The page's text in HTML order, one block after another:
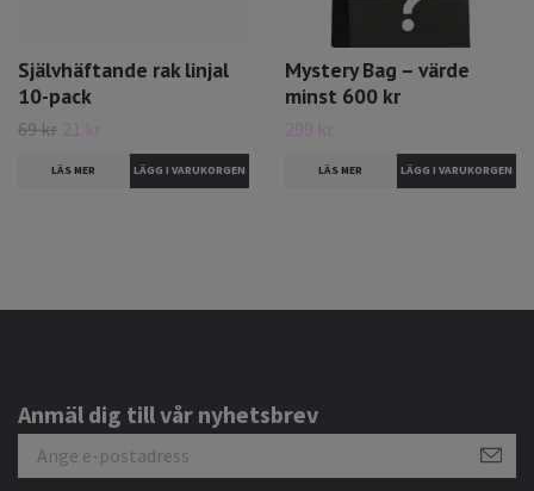
Självhäftande rak linjal
10-pack
69 kr 21 kr
LÄS MER
Mystery Bag – värde
minst 600 kr
299 kr
LÄS MER
Anmäl dig till vår nyhetsbrev